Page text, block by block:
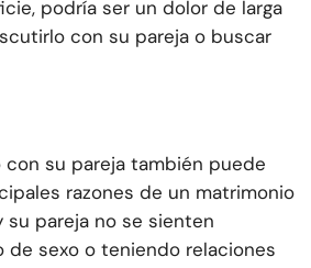
podría ser un dolor de larga
con su pareja o buscar
su pareja también puede
razones de un matrimonio
su pareja no se sienten
de sexo o teniendo relaciones